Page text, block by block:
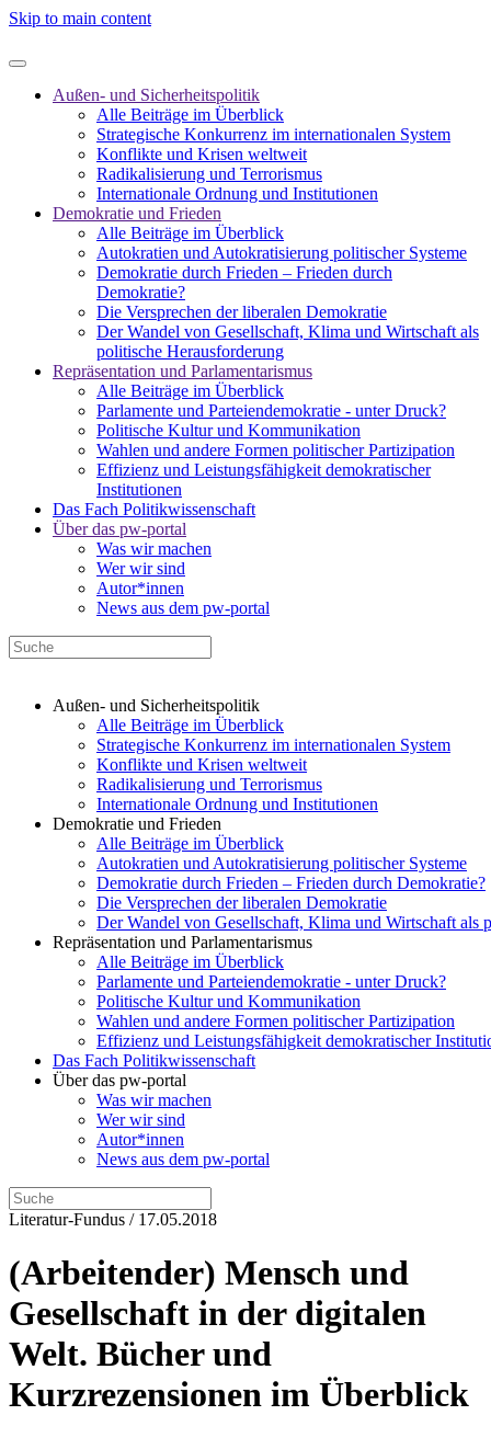
Skip to main content
Außen- und Sicherheitspolitik
Alle Beiträge im Überblick
Strategische Konkurrenz im internationalen System
Konflikte und Krisen weltweit
Radikalisierung und Terrorismus
Internationale Ordnung und Institutionen
Demokratie und Frieden
Alle Beiträge im Überblick
Autokratien und Autokratisierung politischer Systeme
Demokratie durch Frieden – Frieden durch
Demokratie?
Die Versprechen der liberalen Demokratie
Der Wandel von Gesellschaft, Klima und Wirtschaft als
politische Herausforderung
Repräsentation und Parlamentarismus
Alle Beiträge im Überblick
Parlamente und Parteiendemokratie - unter Druck?
Politische Kultur und Kommunikation
Wahlen und andere Formen politischer Partizipation
Effizienz und Leistungsfähigkeit demokratischer
Institutionen
Das Fach Politikwissenschaft
Über das pw-portal
Was wir machen
Wer wir sind
Autor*innen
News aus dem pw-portal
Außen- und Sicherheitspolitik
Alle Beiträge im Überblick
Strategische Konkurrenz im internationalen System
Konflikte und Krisen weltweit
Radikalisierung und Terrorismus
Internationale Ordnung und Institutionen
Demokratie und Frieden
Alle Beiträge im Überblick
Autokratien und Autokratisierung politischer Systeme
Demokratie durch Frieden – Frieden durch Demokratie?
Die Versprechen der liberalen Demokratie
Der Wandel von Gesellschaft, Klima und Wirtschaft als
Repräsentation und Parlamentarismus
Alle Beiträge im Überblick
Parlamente und Parteiendemokratie - unter Druck?
Politische Kultur und Kommunikation
Wahlen und andere Formen politischer Partizipation
Effizienz und Leistungsfähigkeit demokratischer
Das Fach Politikwissenschaft
Über das pw-portal
Was wir machen
Wer wir sind
Autor*innen
News aus dem pw-portal
Literatur-Fundus / 17.05.2018
(Arbeitender) Mensch und
Gesellschaft in der digitalen
Welt. Bücher und
Kurzrezensionen im Überblick